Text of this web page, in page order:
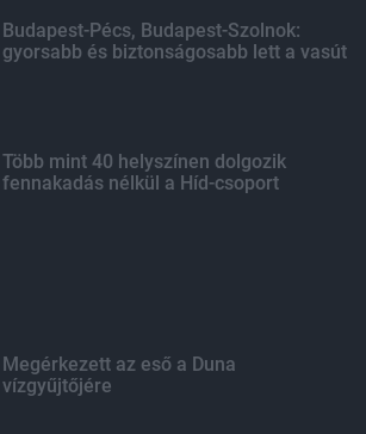
Budapest-Pécs, Budapest-Szolnok:
gyorsabb és biztonságosabb lett a vasút
Több mint 40 helyszínen dolgozik
fennakadás nélkül a Híd-csoport
Megérkezett az eső a Duna
vízgyűjtőjére